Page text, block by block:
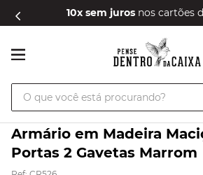
10x sem juros nos cartões
O que você está procurando?
Armário em Madeira
Portas 2 Gavetas Marrom